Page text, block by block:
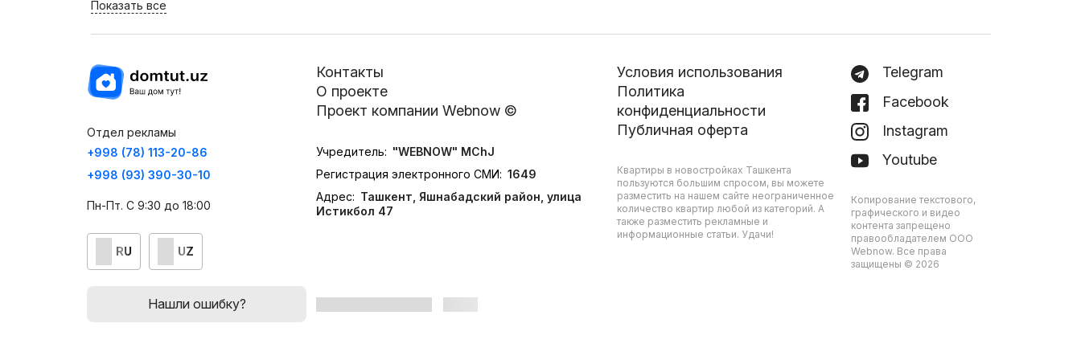
Показать все
Отдел рекламы
+998 (78) 113-20-86
+998 (93) 390-30-10
Пн-Пт. С 9:30 до 18:00
RU UZ
Контакты
О проекте
Проект компании Webnow ©
Учредитель: "WEBNOW" MChJ
Регистрация электронного СМИ: 1649
Адрес: Ташкент, Яшнабадский район, улица
Истикбол 47
Условия использования
Политика
конфиденциальности
Публичная оферта
Квартиры в новостройках Ташкента
пользуются большим спросом, вы можете
разместить на нашем сайте неограниченное
количество квартир любой из категорий. А
также разместить рекламные и
информационные статьи. Удачи!
Telegram
Facebook
Instagram
Youtube
Копирование текстового,
графического и видео
контента запрещено
правообладателем ООО
Webnow. Все права
защищены © 2026
Нашли ошибку?